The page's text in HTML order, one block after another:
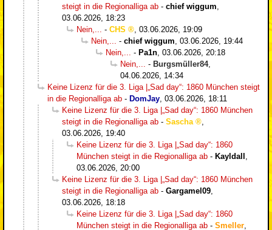
steigt in die Regionalliga ab - chief wiggum
03.06.2026, 18:23
Nein,...
- CHS
03.06.2026, 19:09
Nein,...
- chief wiggum 03.06.2026, 19:44
Nein,...
- Pa1n 03.06.2026, 20:18
Nein,...
- Burgsmüller84,
04.06.2026, 14:34
Keine Lizenz für die 3. Liga |„Sad day“: 1860 München steigt
in die Regionalliga ab - DomJay 03.06.2026, 18:11
Keine Lizenz für die 3. Liga |„Sad day“: 1860 München
steigt in die Regionalliga ab - Sascha
03.06.2026, 19:40
Keine Lizenz für die 3. Liga |„Sad day“: 1860
München steigt in die Regionalliga ab - Kayldall
03.06.2026, 20:00
Keine Lizenz für die 3. Liga |„Sad day“: 1860 München
steigt in die Regionalliga ab - Gargamel09
03.06.2026, 18:18
Keine Lizenz für die 3. Liga |„Sad day“: 1860
München steigt in die Regionalliga ab - Smeller